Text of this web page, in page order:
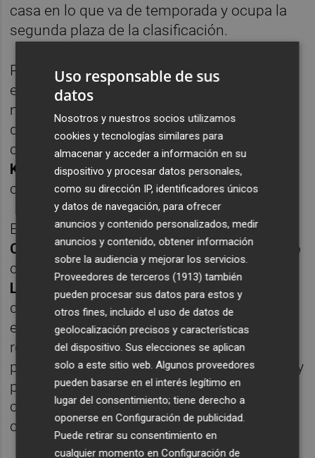
casa en lo que va de temporada y ocupa la
segunda plaza de la clasificación.
Pero esta circunstancia no resta ilusión a la
expedición castellonense, que viajará de
madrugada y llegará a las islas horas antes
del encuentro, en el que volverán a verse las
caras con un viejo conocido como es
Kukartsev, jugador formado en la base del
club castellonense.
El técnico del equipo castellonense,Carlos
Cavalli , no podrá contar por segundo partido
consecutivo con el argentino José Luis
Linares, quien se recupera de un esguince
de tobillo sufrido hace una semana en el
encuentro contra el Textil Santanderina. El
resto de jugadores se encuentran en
perfectas condiciones para viajar a las islas y
pelear por dar la sorpresa ante uno de los
clubes con mayor potencial de la máxima
categoría del voleibol nacional.
Uso responsable de sus
datos
Nosotros y nuestros socios utilizamos
cookies y tecnologías similares para
almacenar y acceder a información en su
dispositivo y procesar datos personales,
como su dirección IP, identificadores únicos
y datos de navegación, para ofrecer
anuncios y contenido personalizados, medir
anuncios y contenido, obtener información
sobre la audiencia y mejorar los servicios.
Proveedores de terceros (1913) también
pueden procesar sus datos para estos y
otros fines, incluido el uso de datos de
geolocalización precisos y características
del dispositivo. Sus elecciones se aplican
solo a este sitio web. Algunos proveedores
pueden basarse en el interés legítimo en
lugar del consentimiento; tiene derecho a
oponerse enConfiguración de publicidad
Puede retirar su consentimiento en
cualquier momento enConfiguración de